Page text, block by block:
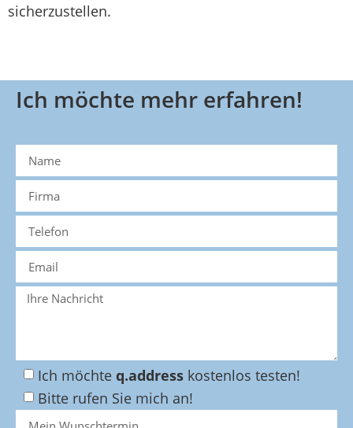
sicherzustellen.
Ich möchte mehr erfahren!
Ich möchte q.address kostenlos testen!
Bitte rufen Sie mich an!